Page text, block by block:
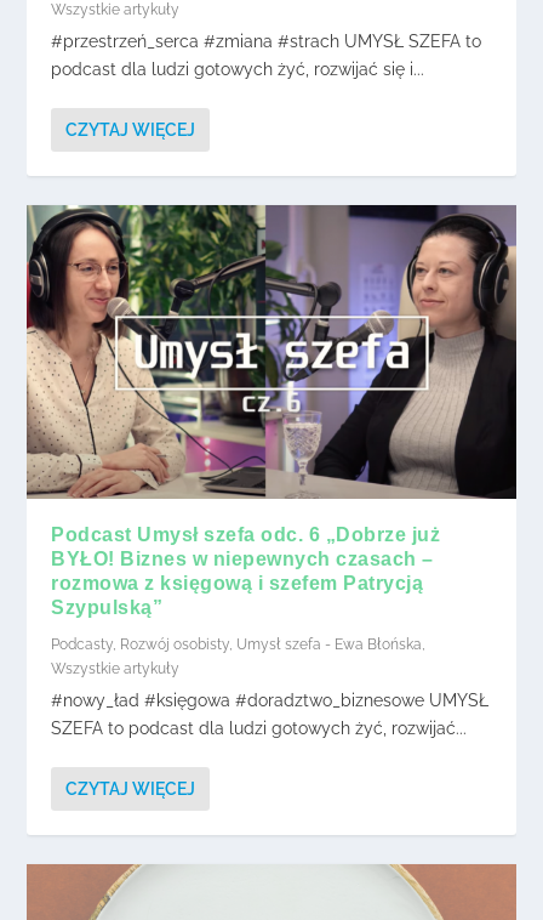
Wszystkie artykuły
#przestrzeń_serca #zmiana #strach UMYSŁ SZEFA to
podcast dla ludzi gotowych żyć, rozwijać się i...
CZYTAJ WIĘCEJ
Podcast Umysł szefa odc. 6 „Dobrze już
BYŁO! Biznes w niepewnych czasach –
rozmowa z księgową i szefem Patrycją
Szypulską”
Podcasty, Rozwój osobisty, Umysł szefa - Ewa Błońska,
Wszystkie artykuły
#nowy_ład #księgowa #doradztwo_biznesowe UMYSŁ
SZEFA to podcast dla ludzi gotowych żyć, rozwijać...
CZYTAJ WIĘCEJ